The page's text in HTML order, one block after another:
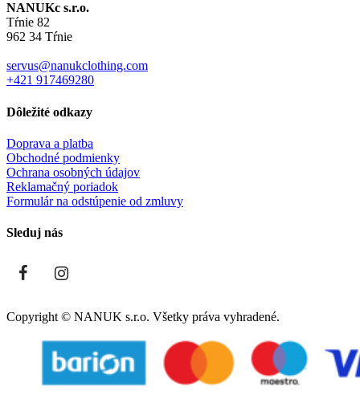
NANUKc s.r.o.
Tŕnie 82
962 34 Tŕnie
servus@nanukclothing.com
+421 917469280
Dôležité odkazy
Doprava a platba
Obchodné podmienky
Ochrana osobných údajov
Reklamačný poriadok
Formulár na odstúpenie od zmluvy
Sleduj nás
Copyright © NANUK s.r.o. Všetky práva vyhradené.